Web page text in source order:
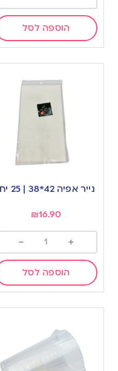
הוספה לסל
נייר אפיה 42*38 | 25 יח’
₪16.90
+
-
הוספה לסל